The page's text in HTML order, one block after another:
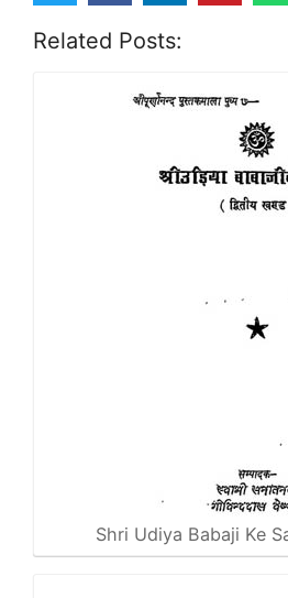
Related Posts:
Shri Udiya Babaji Ke